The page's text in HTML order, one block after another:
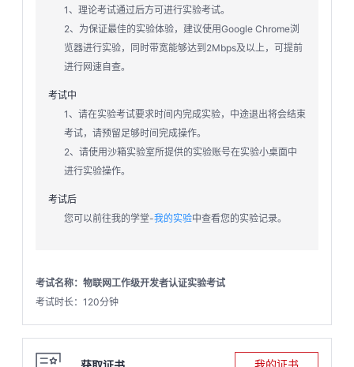
1、理论考试通过后方可进行实验考试。
2、为保证最佳的实验体验，建议使用Google Chrome浏
览器进行实验，同时带宽能够达到2Mbps及以上，可提前
进行网速自查。
考试中
1、请在实验考试要求时间内完成实验，中途退出将会结束
考试，请预留足够时间完成操作。
2、请使用沙箱实验室所提供的实验账号在实验小桌面中
进行实验操作。
考试后
您可以前往我的学堂-我的实验中查看您的实验记录。
考试名称：物联网工作级开发者认证实验考试
考试时长：120分钟
我的证书